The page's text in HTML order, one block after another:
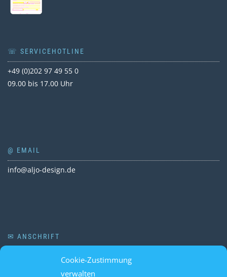
Cookie-Zustimmung
verwalten
☏ SERVICEHOTLINE
+49 (0)202 97 49 55 0
09.00 bis 17.00 Uhr
@ EMAIL
info@aljo-design.de
✉ ANSCHRIFT
Friedrich-Engels-Allee 332